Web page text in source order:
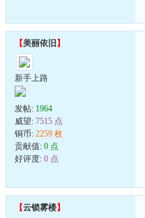
【美丽依旧 】
新手上路
发帖: 1964
威望: 7515 点
铜币: 2259 枚
贡献值: 0 点
好评度: 0 点
【云锁雾楼】